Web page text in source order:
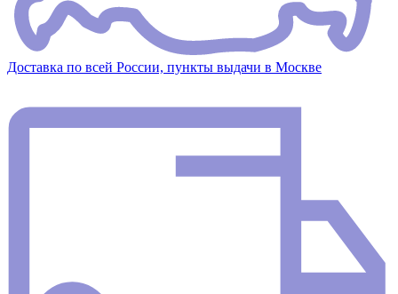
Доставка по всей России, пункты выдачи в Москве